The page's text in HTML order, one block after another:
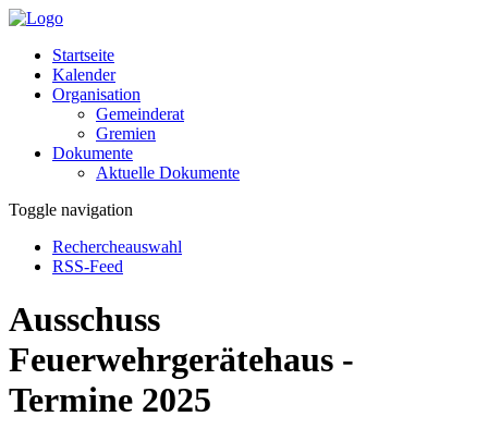
Startseite
Kalender
Organisation
Gemeinderat
Gremien
Dokumente
Aktuelle Dokumente
Toggle navigation
Rechercheauswahl
RSS-Feed
Ausschuss
Feuerwehrgerätehaus -
Termine 2025